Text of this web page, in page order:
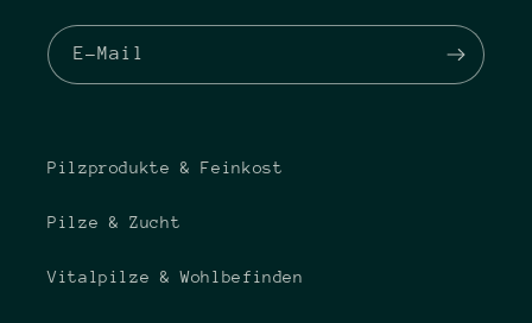
E-Mail
Pilzprodukte & Feinkost
Pilze & Zucht
Vitalpilze & Wohlbefinden